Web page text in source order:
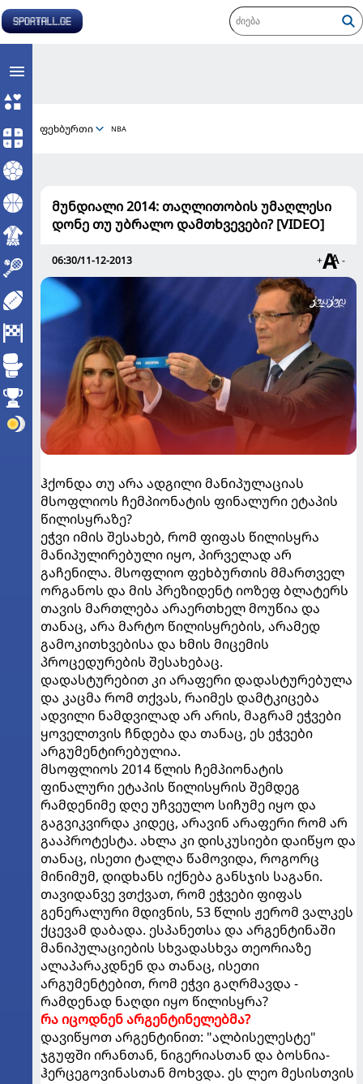
ფეხბურთი NBA
მუნდიალი 2014: თაღლითობის უმაღლესი
დონე თუ უბრალო დამთხვევები? [VIDEO]
06:30/11-12-2013 + -
ჰქონდა თუ არა ადგილი მანიპულაციას
მსოფლიოს ჩემპიონატის ფინალური ეტაპის
წილისყრაზე?
ეჭვი იმის შესახებ, რომ ფიფას წილისყრა
მანიპულირებული იყო, პირველად არ
გაჩენილა. მსოფლიო ფეხბურთის მმართველ
ორგანოს და მის პრეზიდენტ იოზეფ ბლატერს
თავის მართლება არაერთხელ მოუწია და
თანაც, არა მარტო წილისყრების, არამედ
გამოკითხვებისა და ხმის მიცემის
პროცედურების შესახებაც.
დადასტურებით კი არაფერი დადასტურებულა
და კაცმა რომ თქვას, რაიმეს დამტკიცება
ადვილი ნამდვილად არ არის, მაგრამ ეჭვები
ყოველთვის ჩნდება და თანაც, ეს ეჭვები
არგუმენტირებულია.
მსოფლიოს 2014 წლის ჩემპიონატის
ფინალური ეტაპის წილისყრის შემდეგ
რამდენიმე დღე უჩვეულო სიჩუმე იყო და
გაგვიკვირდა კიდეც, არავინ არაფერი რომ არ
გააპროტესტა. ახლა კი დისკუსიები დაიწყო და
თანაც, ისეთი ტალღა წამოვიდა, როგორც
მინიმუმ, დიდხანს იქნება განსჯის საგანი.
თავიდანვე ვთქვათ, რომ ეჭვები ფიფას
გენერალური მდივნის, 53 წლის ჟერომ ვალკეს
ქცევამ დაბადა. ესპანეთსა და არგენტინაში
მანიპულაციების სხვადასხვა თეორიაზე
ალაპარაკდნენ და თანაც, ისეთი
არგუმენტებით, რომ ეჭვი გაღრმავდა -
რამდენად ნაღდი იყო წილისყრა?
რა იცოდნენ არგენტინელებმა?
დავიწყოთ არგენტინით: "ალბისელესტე"
ჯგუფში ირანთან, ნიგერიასთან და ბოსნია-
ჰერცეგოვინასთან მოხვდა. ეს ლეო მესისთვის